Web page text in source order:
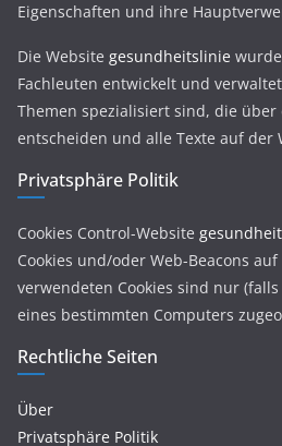
Eigenschaften und ihre
Die Website gesundheitslinie
Fachleuten entwickelt und
Themen spezialisiert sind, die über
entscheiden und alle Texte auf der
Privatsphäre Politik
Cookies Control-Website
Cookies und/oder Web-Beacons
verwendeten Cookies sind nur
eines bestimmten Computers
Rechtliche Seiten
Über
Privatsphäre Politik